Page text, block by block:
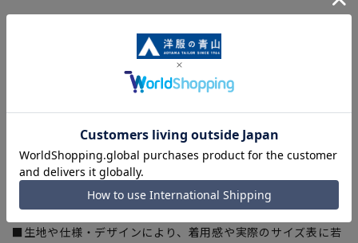
[S]身丈:64cm 身幅:48cm 肩幅:43cm 裄丈:42.5cm
[M]身丈:67cm 身幅:51cm 肩幅:46cm 裄丈:45cm
[L]身丈:70cm 身幅:54cm 肩幅:49cm 裄丈:47.5cm
[LL]身丈:73cm 身幅:57cm 肩幅:52cm 裄丈:50cm
[3L]身丈:76cm 身幅:60cm 肩幅:55cm 裄丈:52.5cm
【商品に関するご注意】
■商品画像はサンプルのため、色味やサイズ等の仕様に変更が
ある場合がございますので、予めご了承ください。
■生地や仕様・デザインにより、着用感や実際のサイズ表に若